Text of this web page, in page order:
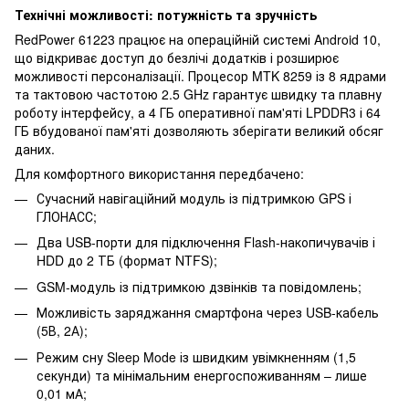
Технічні можливості: потужність та зручність
RedPower 61223 працює на операційній системі Android 10,
що відкриває доступ до безлічі додатків і розширює
можливості персоналізації. Процесор MTK 8259 із 8 ядрами
та тактовою частотою 2.5 GHz гарантує швидку та плавну
роботу інтерфейсу, а 4 ГБ оперативної пам'яті LPDDR3 і 64
ГБ вбудованої пам'яті дозволяють зберігати великий обсяг
даних.
Для комфортного використання передбачено:
Сучасний навігаційний модуль із підтримкою GPS і
ГЛОНАСС;
Два USB-порти для підключення Flash-накопичувачів і
HDD до 2 ТБ (формат NTFS);
GSM-модуль із підтримкою дзвінків та повідомлень;
Можливість заряджання смартфона через USB-кабель
(5В, 2А);
Режим сну Sleep Mode із швидким увімкненням (1,5
секунди) та мінімальним енергоспоживанням – лише
0,01 мА;